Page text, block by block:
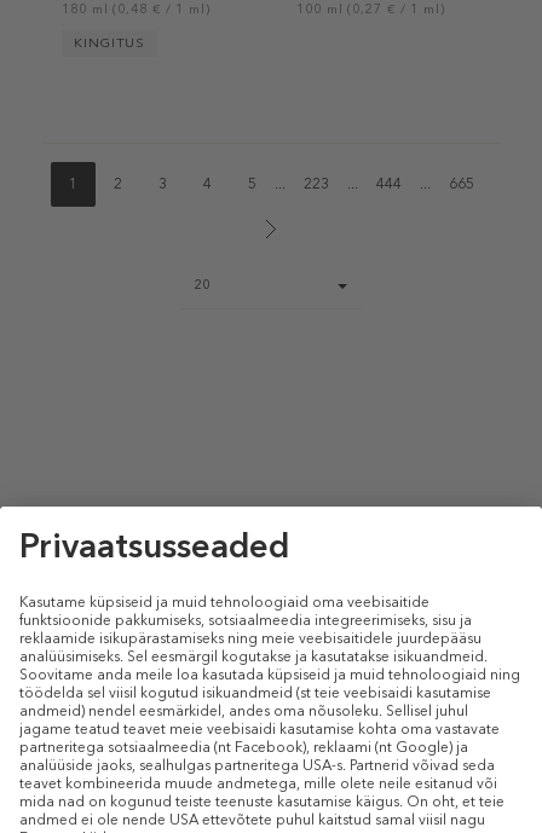
180 ml (0,48 € / 1 ml)
KINGITUS
100 ml (0,27 € / 1 ml)
1 2 3 4 5 ... 223 ... 444 ... 665
size
20